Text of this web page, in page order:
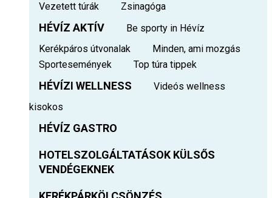
Vezetett túrák
Zsinagóga
HÉVÍZ AKTÍV
Be sporty in Hévíz
Kerékpáros útvonalak
Minden, ami mozgás
Sportesemények
Top túra tippek
HÉVÍZI WELLNESS
Videós wellness
kisokos
HÉVÍZ GASTRO
HOTELSZOLGÁLTATÁSOK KÜLSŐS
VENDÉGEKNEK